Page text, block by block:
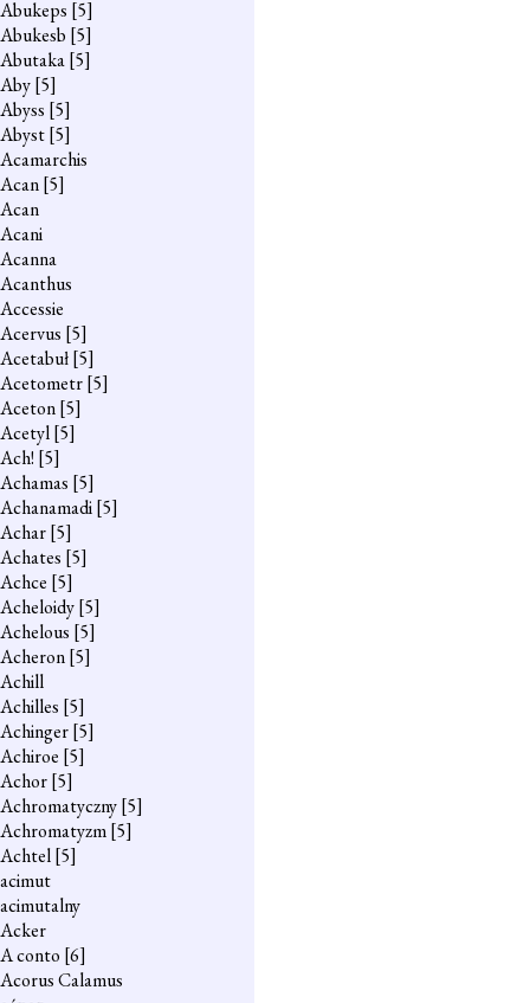
Abukeps [5]
Abukesb [5]
Abutaka[5]
Aby[5]
Abyss [5]
Abyst[5]
Acamarchis
Acan[5]
Acan
Acani
Acanna
Acanthus
Accessie
Acervus [5]
Acetabuł[5]
Acetometr[5]
Aceton[5]
Acetyl[5]
Ach! [5]
Achamas [5]
Achanamadi[5]
Achar[5]
Achates [5]
Achce [5]
Acheloidy[5]
Achelous [5]
Acheron[5]
Achill
Achilles [5]
Achinger[5]
Achiroe [5]
Achor[5]
Achromatyczny[5]
Achromatyzm[5]
Achtel[5]
acimut
acimutalny
Acker
A conto [6]
Acorus Calamus